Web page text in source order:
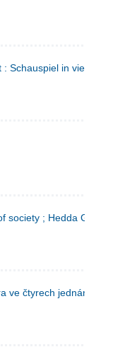
Schauspiel in vier Aufzügen
society ; Hedda Gabler
ve čtyrech jednáních